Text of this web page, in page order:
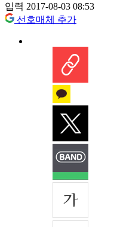
입력 2017-08-03 08:53
선호매체 추가